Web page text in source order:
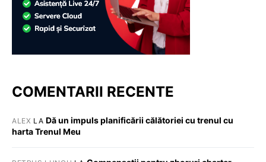
COMENTARII RECENTE
ALEX LA Dă un impuls planificării călătoriei cu trenul cu
harta Trenul Meu